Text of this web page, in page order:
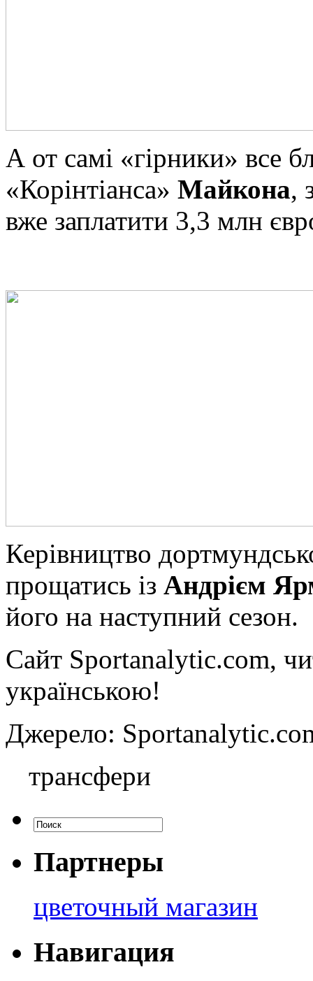
А от самі «гірники» все
«Корінтіанса» Майкона,
вже заплатити 3,3 млн
Керівництво
прощатись із Андрієм
його на наступний сезон.
Сайт Sportanalytic.com,
українською!
Джерело:
трансфери
Партнеры
цветочный магазин
Навигация